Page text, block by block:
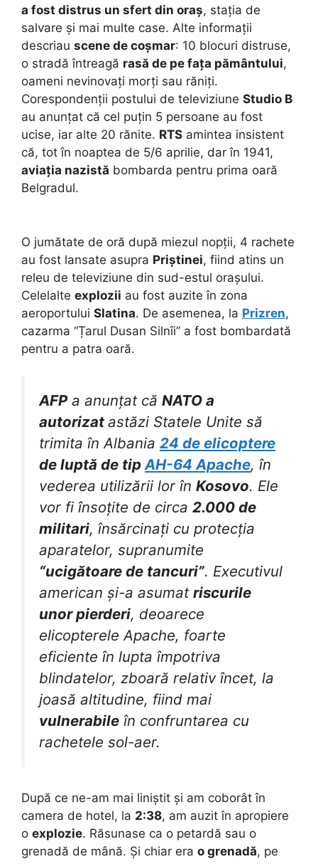
a fost distrus un sfert din oraș, stația de
salvare și mai multe case. Alte informații
descriau scene de coșmar: 10 blocuri distruse,
o stradă întreagă rasă de pe fața pământului,
oameni nevinovați morți sau răniți.
Corespondenții postului de televiziune Studio B
au anunțat că cel puțin 5 persoane au fost
ucise, iar alte 20 rănite. RTS amintea insistent
că, tot în noaptea de 5/6 aprilie, dar în 1941,
aviația nazistă bombarda pentru prima oară
Belgradul.
O jumătate de oră după miezul nopții, 4 rachete
au fost lansate asupra Priștinei, fiind atins un
releu de televiziune din sud-estul orașului.
Celelalte explozii au fost auzite în zona
aeroportului Slatina. De asemenea, la Prizren,
cazarma “Țarul Dusan Silnîi” a fost bombardată
pentru a patra oară.
AFPa anunțat că NATO a
autorizat astăzi Statele Unite să
trimita în Albania 24 de elicoptere
de luptă de tipAH-64 Apache, în
vederea utilizării lor în Kosovo. Ele
vor fi însoțite de circa 2.000 de
militari, însărcinați cu protecția
aparatelor, supranumite
“ucigătoare de tancuri”. Executivul
american și-a asumat riscurile
unor pierderi, deoarece
elicopterele Apache, foarte
eficiente în lupta împotriva
blindatelor, zboară relativ încet, la
joasă altitudine, fiind mai
vulnerabile în confruntarea cu
rachetele sol-aer.
După ce ne-am mai liniștit și am coborât în
camera de hotel, la 2:38, am auzit în apropiere
o explozie. Răsunase ca o petardă sau o
grenadă de mână. Și chiar era o grenadă, pe